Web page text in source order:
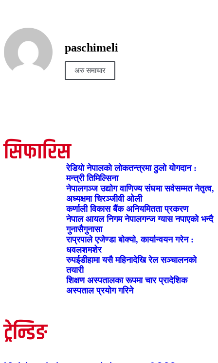
paschimeli
अरु समाचार
सिफारिसरेडियो नेपालको लोकतन्त्रमा ठुलो योगदान :
मन्त्री तिमिल्सिना
नेपालगञ्ज उद्योग वाणिज्य संघमा सर्वसम्मत नेतृत्व,
अध्यक्षमा चिरञ्जीवी ओली
कर्णाली विकास बैंक अनियमितता प्रकरण
नेपाल आयल निगम नेपालगन्ज ग्यास नपाएको भन्दै
गुनासैगुनासा
राप्रपाले एजेण्डा बोक्यो, कार्यान्वयन गरेन :
धवलशमशेर
रुपईडीहामा यसै महिनादेखि रेल सञ्चालनको
तयारी
शिक्षण अस्पतालका रूपमा चार प्रादेशिक
अस्पताल प्रयोग गरिने
ट्रेन्डिङ